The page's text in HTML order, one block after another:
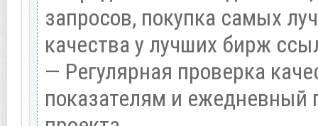
запросов, покупка самых
качества у лучших бирж
— Регулярная проверка
показателям и ежедневный